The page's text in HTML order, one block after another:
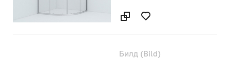
Билд (Bild)